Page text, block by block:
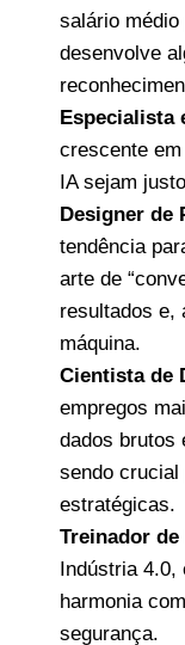
salário
desenvolve
Especialista
crescente
IA sejam
Designer de
tendência
arte de
resultados e,
máquina.
Cientista de
empregos
dados brutos
sendo crucial
estratégicas.
Treinador
Indústria 4.0,
harmonia
segurança.